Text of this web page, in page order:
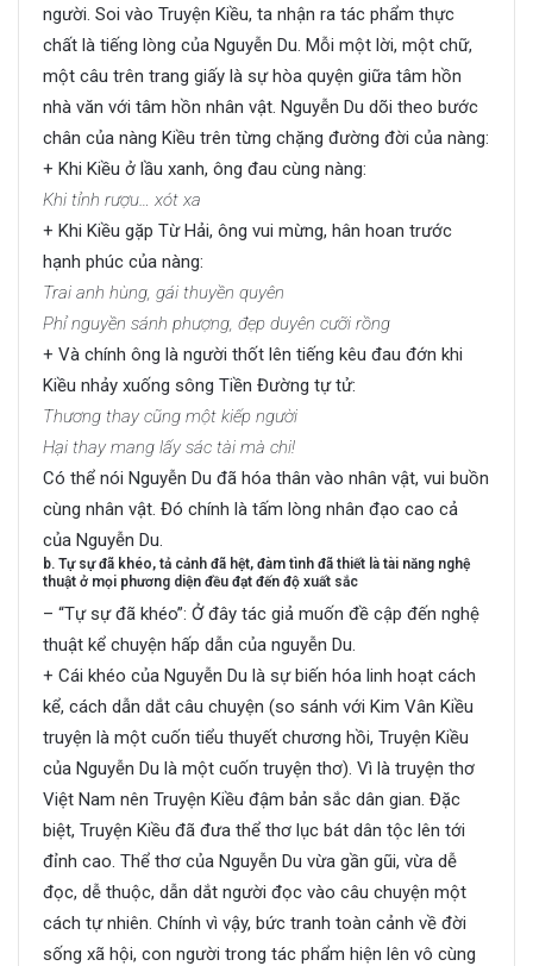
người. Soi vào Truyện Kiều, ta nhận ra tác phẩm thực
chất là tiếng lòng của Nguyễn Du. Mỗi một lời, một chữ,
một câu trên trang giấy là sự hòa quyện giữa tâm hồn
nhà văn với tâm hồn nhân vật. Nguyễn Du dõi theo bước
chân của nàng Kiều trên từng chặng đường đời của nàng:
+ Khi Kiều ở lầu xanh, ông đau cùng nàng:
Khi tỉnh rượu… xót xa
+ Khi Kiều gặp Từ Hải, ông vui mừng, hân hoan trước
hạnh phúc của nàng:
Trai anh hùng, gái thuyền quyên
Phỉ nguyền sánh phượng, đẹp duyên cưỡi rồng
+ Và chính ông là người thốt lên tiếng kêu đau đớn khi
Kiều nhảy xuống sông Tiền Đường tự tử:
Thương thay cũng một kiếp người
Hại thay mang lấy sác tài mà chi!
Có thể nói Nguyễn Du đã hóa thân vào nhân vật, vui buồn
cùng nhân vật. Đó chính là tấm lòng nhân đạo cao cả
của Nguyễn Du.
b. Tự sự đã khéo, tả cảnh đã hệt, đàm tình đã thiết là tài năng nghệ
thuật ở mọi phương diện đều đạt đến độ xuất sắc
– “Tự sự đã khéo”: Ở đây tác giả muốn đề cập đến nghệ
thuật kể chuyện hấp dẫn của nguyễn Du.
+ Cái khéo của Nguyễn Du là sự biến hóa linh hoạt cách
kể, cách dẫn dắt câu chuyện (so sánh với Kim Vân Kiều
truyện là một cuốn tiểu thuyết chương hồi, Truyện Kiều
của Nguyễn Du là một cuốn truyện thơ). Vì là truyện thơ
Việt Nam nên Truyện Kiều đậm bản sắc dân gian. Đặc
biệt, Truyện Kiều đã đưa thể thơ lục bát dân tộc lên tới
đỉnh cao. Thể thơ của Nguyễn Du vừa gần gũi, vừa dễ
đọc, dễ thuộc, dẫn dắt người đọc vào câu chuyện một
cách tự nhiên. Chính vì vậy, bức tranh toàn cảnh về đời
sống xã hội, con người trong tác phẩm hiện lên vô cùng